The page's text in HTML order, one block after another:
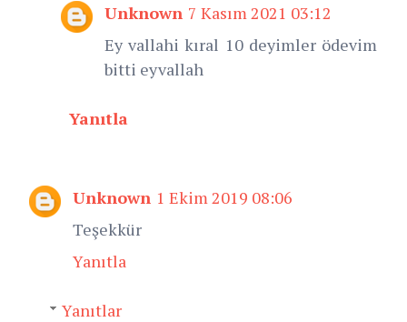
Unknown 7 Kasım 2021 03:12
Ey vallahi kıral 10 deyimler ödevim
bitti eyvallah
Yanıtla
Unknown 1 Ekim 2019 08:06
Teşekkür
Yanıtla
Yanıtlar